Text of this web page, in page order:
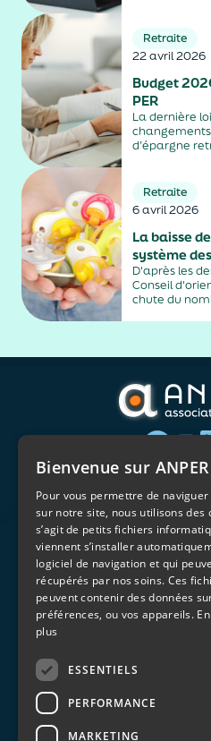
d’anticiper, de...
Retraite
22 avril 2026
Budget
PER
La dernière
d’épargne
Retraite
6 avril 2026
La baisse
système
D'après les
Conseil
chute du
QUI SOMMES-NOUS ?
L'association
Notre organisation
L’équipe
Les atouts du contrat
associatif
NOS ARTICLES
Retraite
Prévoyance
Dépendance
Aidants
Bienvenue sur
Pour vous permettre de
sur notre site, nous utilisons des
s’agit de petits fichiers
viennent s’installer
logiciel de navigation et qui
récupérés par nos soins. Ces
peuvent contenir des données
préférences, ou vos appareils.
plus
ESSENTIELS
PERFORMANCE
MARKETING